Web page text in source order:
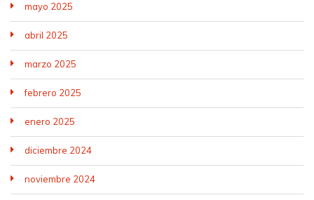
mayo 2025
abril 2025
marzo 2025
febrero 2025
enero 2025
diciembre 2024
noviembre 2024